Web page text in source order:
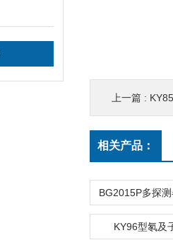
上一篇 :
相关产品：
KY96型氡及